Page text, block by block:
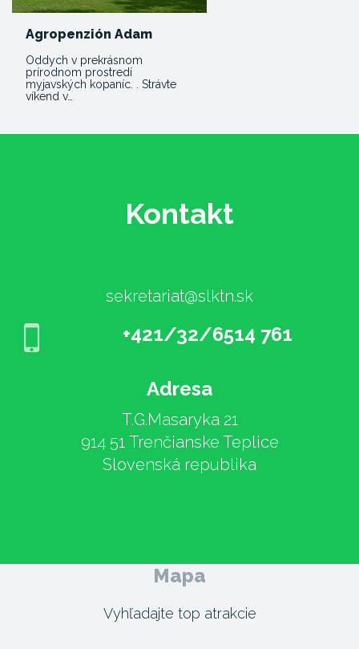
Agropenzión Adam
Oddych v prekrásnom
prírodnom prostredí
myjavských kopaníc. . Strávte
víkend v…
Kontakt
sekretariat@slktn.sk
+421/32/6514 761
Adresa
T.G.Masaryka 21
914 51 Trenčianske Teplice
Slovenská republika
Mapa
Vyhľadajte top atrakcie